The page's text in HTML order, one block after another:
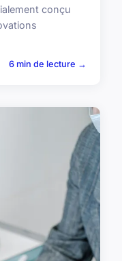
conçu
6 min de lecture →